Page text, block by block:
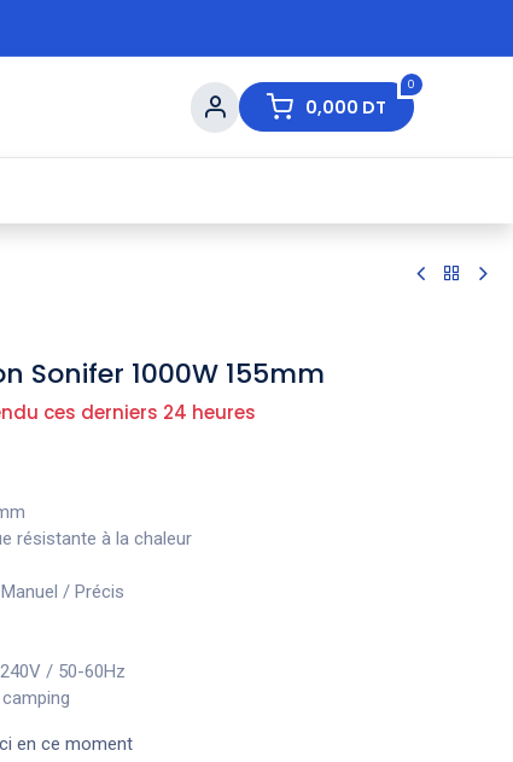
0
0,000 DT
Sonifer 1000W 155mm
ces derniers 24 heures
résistante à la chaleur
Manuel / Précis
/ 50-60Hz
en ce moment